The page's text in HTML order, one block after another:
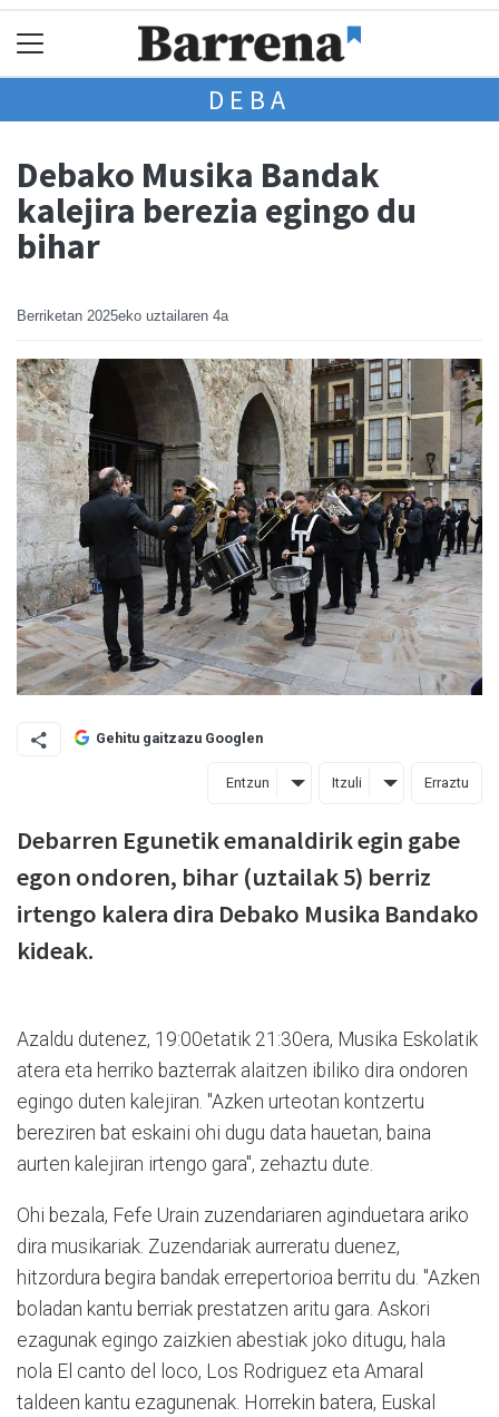
DEBA
Debako Musika Bandak
kalejira berezia egingo du
bihar
Berriketan 2025eko uztailaren 4a
Gehitu gaitzazu Googlen
Entzun Itzuli Erraztu
Debarren Egunetik emanaldirik egin gabe
egon ondoren, bihar (uztailak 5) berriz
irtengo kalera dira Debako Musika Bandako
kideak.
Azaldu dutenez, 19:00etatik 21:30era, Musika Eskolatik
atera eta herriko bazterrak alaitzen ibiliko dira ondoren
egingo duten kalejiran. "Azken urteotan kontzertu
bereziren bat eskaini ohi dugu data hauetan, baina
aurten kalejiran irtengo gara", zehaztu dute.
Ohi bezala, Fefe Urain zuzendariaren aginduetara ariko
dira musikariak. Zuzendariak aurreratu duenez,
hitzordura begira bandak errepertorioa berritu du. "Azken
boladan kantu berriak prestatzen aritu gara. Askori
ezagunak egingo zaizkien abestiak joko ditugu, hala
nola El canto del loco, Los Rodriguez eta Amaral
taldeen kantu ezagunenak. Horrekin batera, Euskal